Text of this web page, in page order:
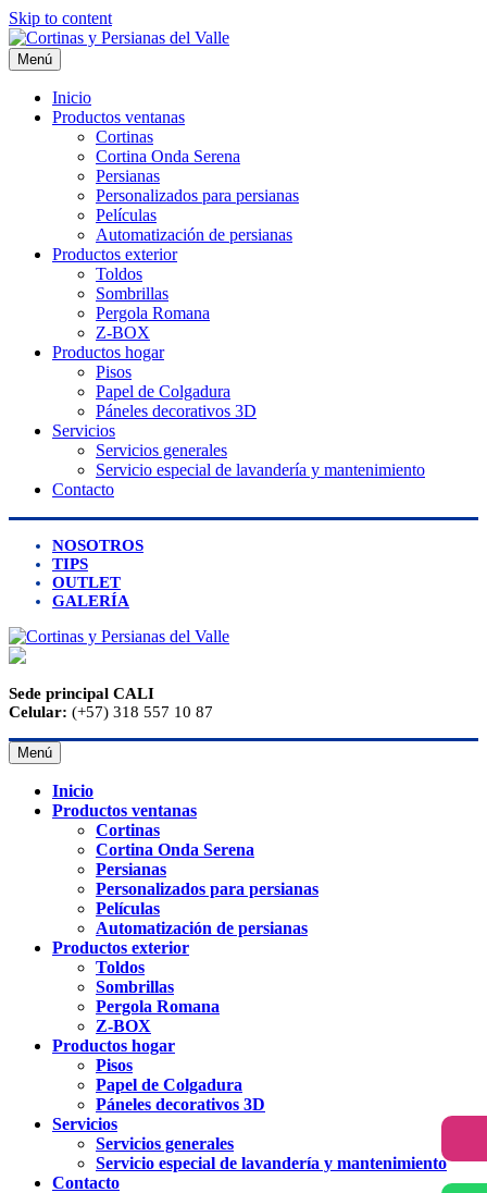
Skip to content
Menú
Inicio
Productos ventanas
Cortinas
Cortina Onda Serena
Persianas
Personalizados para persianas
Películas
Automatización de persianas
Productos exterior
Toldos
Sombrillas
Pergola Romana
Z-BOX
Productos hogar
Pisos
Papel de Colgadura
Páneles decorativos 3D
Servicios
Servicios generales
Servicio especial de lavandería y mantenimiento
Contacto
NOSOTROS
TIPS
OUTLET
GALERÍA
Sede principal CALI
Celular: (+57) 318 557 10 87
Menú
Inicio
Productos ventanas
Cortinas
Cortina Onda Serena
Persianas
Personalizados para persianas
Películas
Automatización de persianas
Productos exterior
Toldos
Sombrillas
Pergola Romana
Z-BOX
Productos hogar
Pisos
Papel de Colgadura
Páneles decorativos 3D
Servicios
Servicios generales
Servicio especial de lavandería y mantenimiento
Contacto